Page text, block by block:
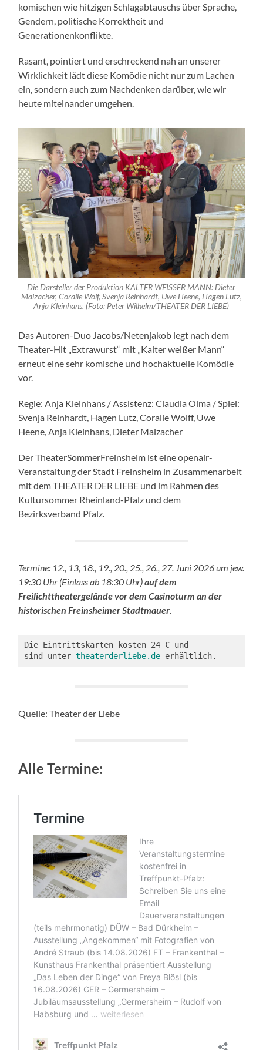
komischen wie hitzigen Schlagabtauschs über Sprache,
Gendern, politische Korrektheit und
Generationenkonflikte.
Rasant, pointiert und erschreckend nah an unserer
Wirklichkeit lädt diese Komödie nicht nur zum Lachen
ein, sondern auch zum Nachdenken darüber, wie wir
heute miteinander umgehen.
Die Darsteller der Produktion KALTER WEISSER MANN: Dieter
Malzacher, Coralie Wolf, Svenja Reinhardt, Uwe Heene, Hagen Lutz,
Anja Kleinhans. (Foto: Peter Wilhelm/THEATER DER LIEBE)
Das Autoren-Duo Jacobs/Netenjakob legt nach dem
Theater-Hit „Extrawurst“ mit „Kalter weißer Mann“
erneut eine sehr komische und hochaktuelle Komödie
vor.
Regie: Anja Kleinhans / Assistenz: Claudia Olma / Spiel:
Svenja Reinhardt, Hagen Lutz, Coralie Wolff, Uwe
Heene, Anja Kleinhans, Dieter Malzacher
Der TheaterSommerFreinsheim ist eine openair-
Veranstaltung der Stadt Freinsheim in Zusammenarbeit
mit dem THEATER DER LIEBE und im Rahmen des
Kultursommer Rheinland-Pfalz und dem
Bezirksverband Pfalz.
Termine: 12., 13, 18., 19., 20., 25., 26., 27. Juni 2026 um jew.
19:30 Uhr (Einlass ab 18:30 Uhr)auf dem
Freilichttheatergelände vor dem Casinoturm an der
historischen Freinsheimer Stadtmauer.
Die Eintrittskarten kosten 24 € und
sind unter theaterderliebe.de erhältlich.
Quelle: Theater der Liebe
Alle Termine: